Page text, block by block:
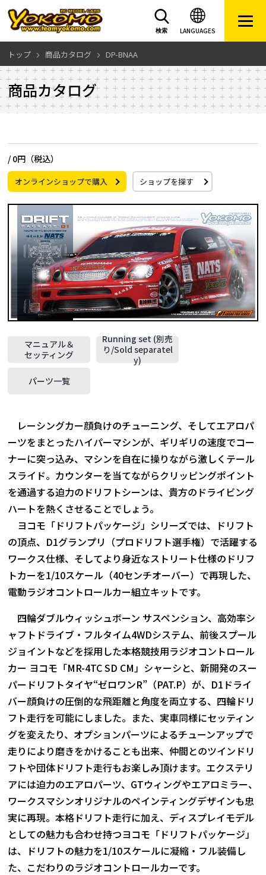
LANGUAGES
検索
トップ 商品カタログ DP-BNAA
商品カタログ
/ 0円（税込）
オンラインショップで購入 ショップを探す
マニュアル＆
セッティング
Running set (別売
り/Sold separatel
y)
パーツ一覧
レーシングカー顔負けのチューニング、そしてエアロパ
ーツをまとったハイパーマシンが、ギリギリの速度でコー
ナーに突っ込み、マシンを自在に操りながら激しくテール
スライド。カウンターを当てながらクリッピングポイント
を通過する迫力のドリフトシーンは、貴方のドライビング
ハートを熱くさせることでしょう。
ヨコモ「ドリフトパッケージ」シリーズでは、ドリフト
の頂点、D1グランプリ（プロドリフト選手権）で活躍する
ワークス仕様、そしてより身近なストリート仕様のドリフ
トカーを1/10スケール（40センチオーバー）で再現した、
電動ラジオコントロールカー組立キットです。
四輪ダブルウィッシュボーン サスペンション、高効率シ
ャフトドライブ・フルタイム4WDシステム、前後スプール
ジョイントなどを採用した本格競技用ラジオコントロール
カー ヨコモ「MR-4TC SD CM」シャーシと、新開発のスー
パードリフトタイヤ“ゼロワンR”（PAT.P）が、D1ドライ
バー顔負けの圧倒的な飛距離と角度を両立する、四輪ドリ
フト走行を可能にしました。また、実車同様にセッティン
グを変えたり、オプションパーツによるチューンアップで
走りにより磨きをかけることも出来、仲間とのツインドリ
フトや団体ドリフト走行もお楽しみ頂けます。エクステリ
アには迫力のエアロパーツ、GTウィングやエアロミラー、
ワークスマシンオリジナルのペインティングデザインも忠
実に再現。本格ドリフト走行に加え、ディスプレイモデル
としての魅力も合わせ持つヨコモ「ドリフトパッケージ」
は、ドリフトの魅力を1/10スケールに凝縮・フル装備し
た、こだわりのラジオコントロールカーです。